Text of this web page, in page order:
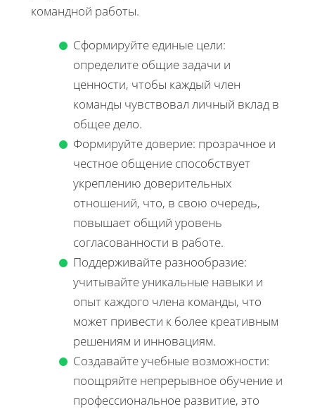
командной работы.
Сформируйте единые цели:
определите общие задачи и
ценности, чтобы каждый член
команды чувствовал личный вклад в
общее дело.
Формируйте доверие: прозрачное и
честное общение способствует
укреплению доверительных
отношений, что, в свою очередь,
повышает общий уровень
согласованности в работе.
Поддерживайте разнообразие:
учитывайте уникальные навыки и
опыт каждого члена команды, что
может привести к более креативным
решениям и инновациям.
Создавайте учебные возможности:
поощряйте непрерывное обучение и
профессиональное развитие, это